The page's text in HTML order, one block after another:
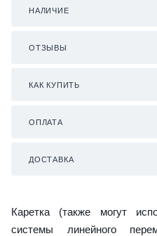
НАЛИЧИЕ
ОТЗЫВЫ
КАК КУПИТЬ
ОПЛАТА
ДОСТАВКА
Каретка (также могут
системы линейного